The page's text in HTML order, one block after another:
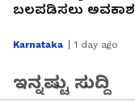
ಬಲಪಡಿಸಲು ಅವಕಾಶ
Karnataka 1 day ago
ಇನ್ನಷ್ಟು ಸುದ್ದಿ